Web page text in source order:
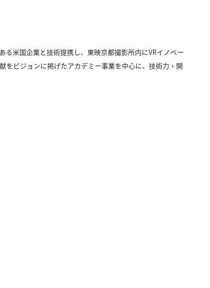
米国企業と技術提携し、東映京都撮影所内にVRイノベー
をビジョンに掲げたアカデミー事業を中心に、技術力・開